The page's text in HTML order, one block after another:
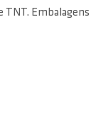
TNT. Embalagens